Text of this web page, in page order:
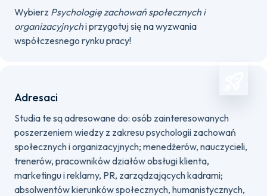
Wybierz Psychologię zachowań społecznych i
organizacyjnychi przygotuj się na wyzwania
współczesnego rynku pracy!
Adresaci
Studia te są adresowane do: osób zainteresowanych
poszerzeniem wiedzy z zakresu psychologii zachowań
społecznych i organizacyjnych; menedżerów, nauczycieli,
trenerów, pracowników działów obsługi klienta,
marketingu i reklamy, PR, zarządzających kadrami;
absolwentów kierunków społecznych, humanistycznych,